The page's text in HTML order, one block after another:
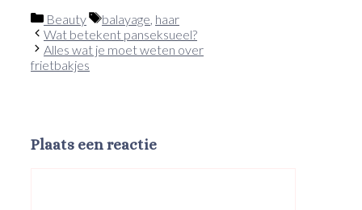
Categorieën
Beauty Tags
balayage, haar
Wat betekent panseksueel?
Alles wat je moet weten over
frietbakjes
Plaats een reactie